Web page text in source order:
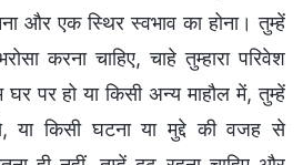
और एक स्थिर स्वभाव का होना। तुम्हें
करना चाहिए, चाहे तुम्हारा परिवेश
घर पर हो या किसी अन्य माहौल में, तुम्हें
किसी घटना या मुद्दे की वजह से